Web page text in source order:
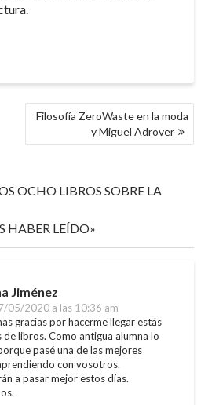
Filosofía ZeroWaste en la moda
y Miguel Adrover
OCHO LIBROS SOBRE LA
HABER LEÍDO»
Jiménez
05/2020 a las 10:36 am
gracias por hacerme llegar estás
de libros. Como antigua alumna lo
pasé una de las mejores
con vosotros.
a pasar mejor estos días.